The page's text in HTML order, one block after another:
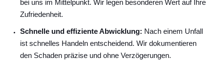
bei uns im Mittelpunkt. Wir legen besonderen Wert auf Ihre
Zufriedenheit.
Schnelle und effiziente Abwicklung: Nach einem Unfall
ist schnelles Handeln entscheidend. Wir dokumentieren
den Schaden präzise und ohne Verzögerungen.